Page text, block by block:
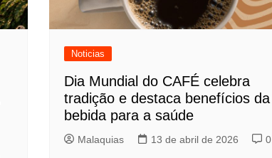
Noticias
Dia Mundial do CAFÉ celebra
tradição e destaca benefícios da
bebida para a saúde
Malaquias 13 de abril de 2026 0